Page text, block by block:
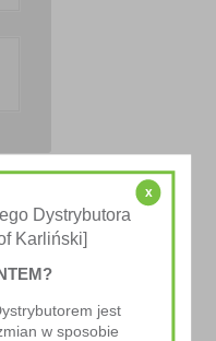
x
Dystrybutora
Karliński]
jest
w sposobie